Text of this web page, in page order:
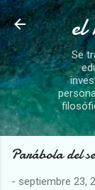
el
Se
Parábola del
- septiembre 23,